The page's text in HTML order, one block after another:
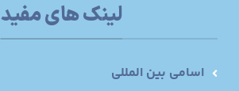
لینک های مفید
اسامی بین المللی